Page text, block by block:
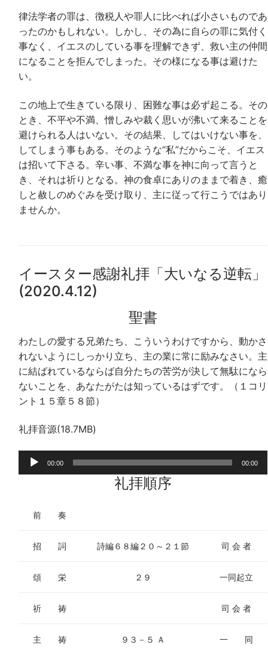
律法学者の罪は、徴税人や罪人に比べれば小さいものであ
ったのかもしれない。しかし、その為に自らの罪に気付く
事なく、イエスのしている事を理解できず、救い主の仲間
になることを拒んでしまった。その様になる事は避けた
い。
この地上で生きている限り、困難な事は必ず起こる。その
とき、不平や不満、憎しみや裁く思いが沸いて来ることを
避けられる人はいない。その結果、してはいけない事を、
してしまう事もある。そのような“私”だからこそ、イエス
は招いて下さる。辛い事、不満な事を神に向って言うと
き、それは祈りとなる。神の食卓にありのままで着き、癒
しと赦しのめぐみを受け取り、主に従って行こうではあり
ませんか。
イースター感謝礼拝「大いなる逆転」
(2020.4.12)
聖書
わたしの愛する兄弟たち、こういうわけですから、動かさ
れないようにしっかり立ち、主の業に常に励みなさい。主
に結ばれているならば自分たちの苦労が決して無駄になら
ないことを、あなたがたは知っているはずです。（１コリ
ント１５章５８節）
礼拝音源(18.7MB)
声
00:00 00:00
礼拝順序
前 奏
招 詞 詩編６８編２０～２１節 司 会 者
頌 栄 ２９ 一同起立
祈 祷 司 会 者
主 祷 ９３－５ Ａ 一 同